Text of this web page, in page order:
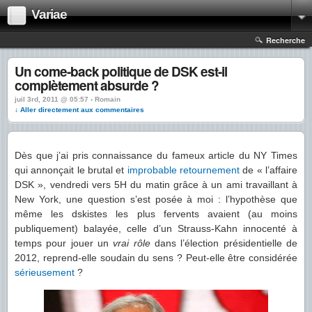
Variae
Recherche
Un come-back politique de DSK est-il
complètement absurde ?
juil 3rd, 2011 @ 05:57 › Romain
↓ Aller directement aux commentaires
Dès que j’ai pris connaissance du fameux article du NY Times
qui annonçait le brutal et improbable retournement de « l’affaire
DSK », vendredi vers 5H du matin grâce à un ami travaillant à
New York, une question s’est posée à moi : l’hypothèse que
même les dskistes les plus fervents avaient (au moins
publiquement) balayée, celle d’un Strauss-Kahn innocenté à
temps pour jouer unvrai rôledans l’élection présidentielle de
2012, reprend-elle soudain du sens ? Peut-elle être considérée
sérieusement ?